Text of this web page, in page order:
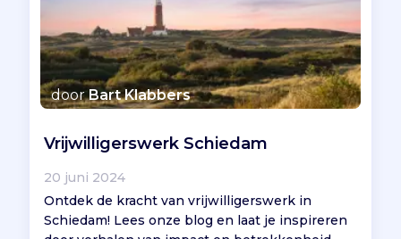
doorBart Klabbers
Vrijwilligerswerk Schiedam
20 juni 2024
Ontdek de kracht van vrijwilligerswerk in
Schiedam! Lees onze blog en laat je inspireren